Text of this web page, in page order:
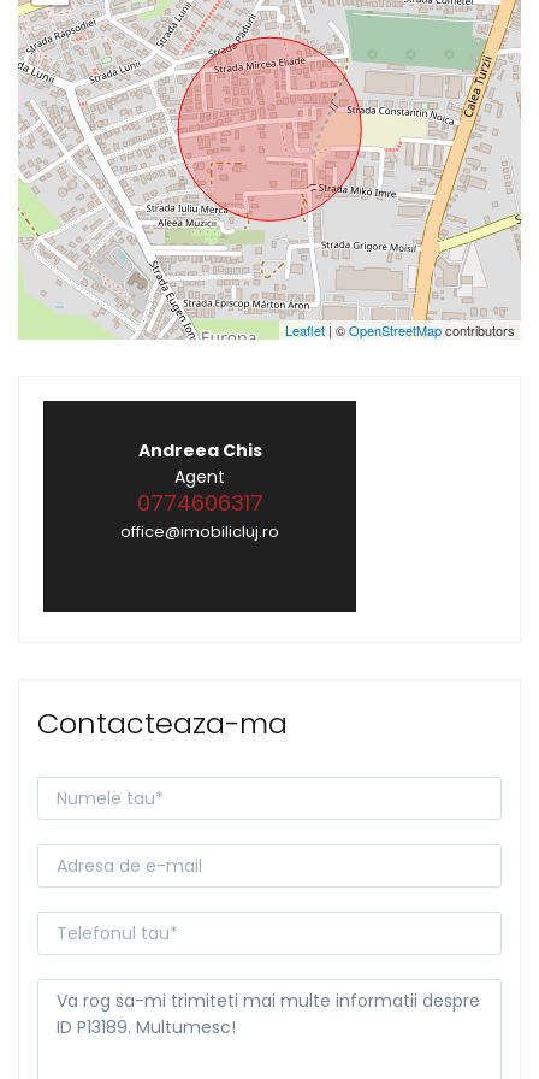
Leaflet | ©OpenStreetMapcontributors
Andreea Chis
Agent
0774606317
office@imobilicluj.ro
Contacteaza-ma